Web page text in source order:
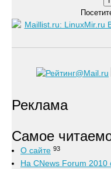
Реклама
Самое
О сайте 93
На CNews Forum 2010